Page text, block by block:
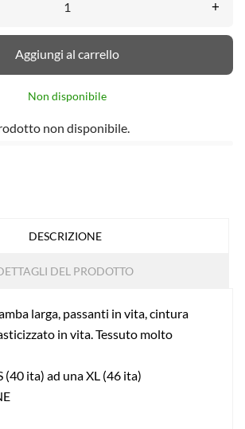
+
Aggiungi al carrello
Non disponibile
non disponibile.
DESCRIZIONE
DEL PRODOTTO
larga, passanti in vita, cintura
in vita. Tessuto molto
(40 ita) ad una XL (46 ita)